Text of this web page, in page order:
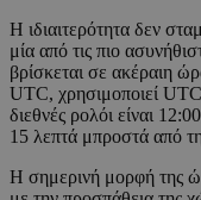
Η ιδιαιτερότητα δεν
μία από τις πιο
βρίσκεται σε ακέραιη
UTC, χρησιμοποιεί
διεθνές ρολόι είναι
15 λεπτά μπροστά από
Η σημερινή μορφή της